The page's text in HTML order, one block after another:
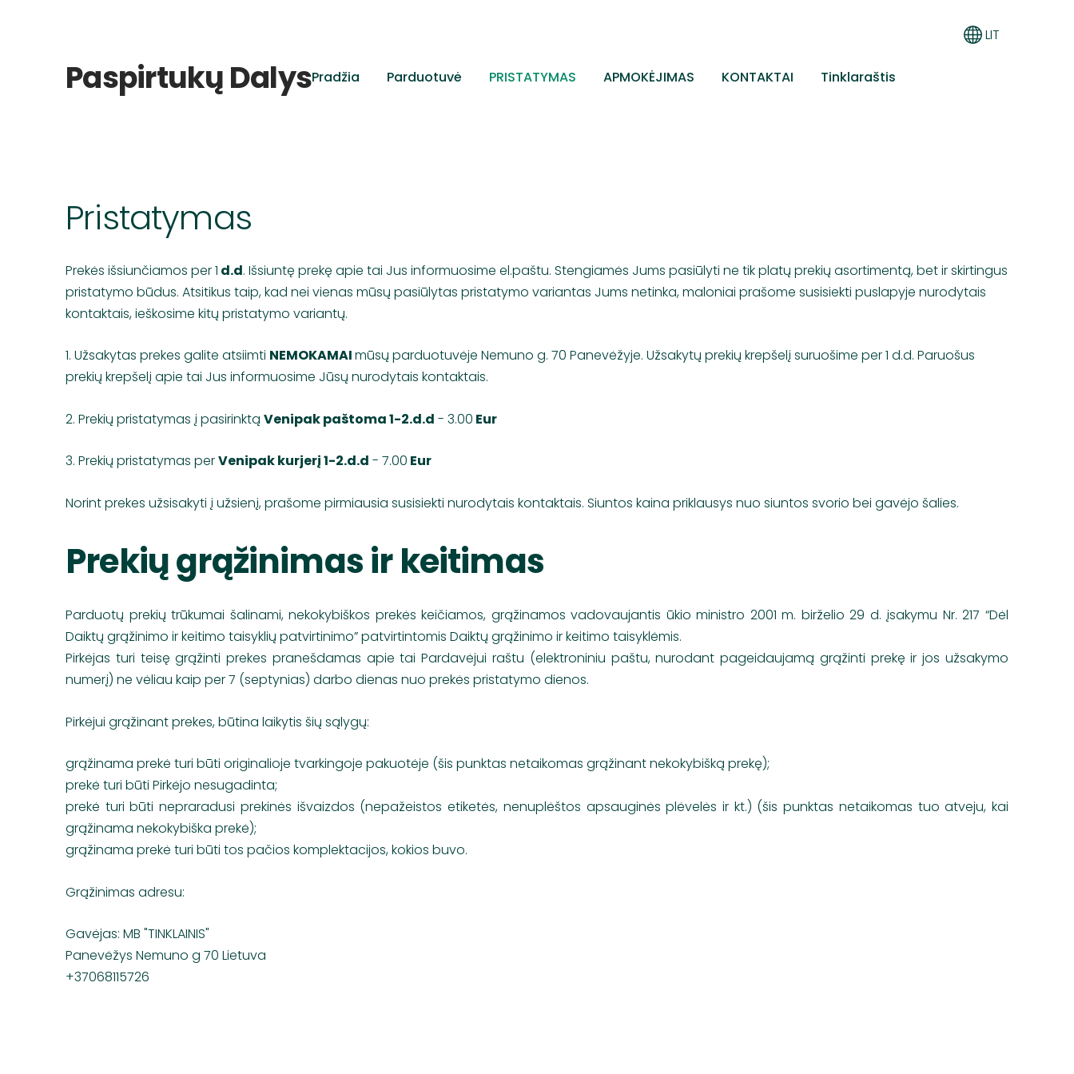
Paspirtukų DalysPradžia Parduotuvė PRISTATYMAS APMOKĖJIMAS KONTAKTAI Tinklaraštis
LIT
Pristatymas
Prekės išsiunčiamos per 1 d.d. Išsiuntę prekę apie tai Jus informuosime el.paštu. Stengiamės Jums pasiūlyti ne tik platų prekių asortimentą, bet ir skirtingus
pristatymo būdus. Atsitikus taip, kad nei vienas mūsų pasiūlytas pristatymo variantas Jums netinka, maloniai prašome susisiekti puslapyje nurodytais
kontaktais, ieškosime kitų pristatymo variantų.
1. Užsakytas prekes galite atsiimti NEMOKAMAImūsų parduotuvėje Nemuno g. 70 Panevėžyje. Užsakytų prekių krepšelį suruošime per 1 d.d. Paruošus
prekių krepšelį apie tai Jus informuosime Jūsų nurodytais kontaktais.
2. Prekių pristatymas į pasirinktą Venipak paštoma 1-2.d.d - 3.00 Eur
3. Prekių pristatymas perVenipak kurjerį 1-2.d.d - 7.00 Eur
Norint prekes užsisakyti į užsienį, prašome pirmiausia susisiekti nurodytais kontaktais. Siuntos kaina priklausys nuo siuntos svorio bei gavėjo šalies.
Prekių grąžinimas ir keitimas
Parduotų prekių trūkumai šalinami, nekokybiškos prekės keičiamos, grąžinamos vadovaujantis ūkio ministro 2001 m. birželio 29 d. įsakymu Nr. 217 “Dėl
Daiktų grąžinimo ir keitimo taisyklių patvirtinimo” patvirtintomis Daiktų grąžinimo ir keitimo taisyklėmis.
Pirkėjas turi teisę grąžinti prekes pranešdamas apie tai Pardavėjui raštu (elektroniniu paštu, nurodant pageidaujamą grąžinti prekę ir jos užsakymo
numerį) ne vėliau kaip per 7 (septynias) darbo dienas nuo prekės pristatymo dienos.
Pirkėjui grąžinant prekes, būtina laikytis šių sąlygų:
grąžinama prekė turi būti originalioje tvarkingoje pakuotėje (šis punktas netaikomas grąžinant nekokybišką prekę);
prekė turi būti Pirkėjo nesugadinta;
prekė turi būti nepraradusi prekinės išvaizdos (nepažeistos etiketės, nenuplėštos apsauginės plėvelės ir kt.) (šis punktas netaikomas tuo atveju, kai
grąžinama nekokybiška prekė);
grąžinama prekė turi būti tos pačios komplektacijos, kokios buvo.
Grąžinimas adresu:
Gavėjas: MB "TINKLAINIS"
Panevėžys Nemuno g 70 Lietuva
+37068115726